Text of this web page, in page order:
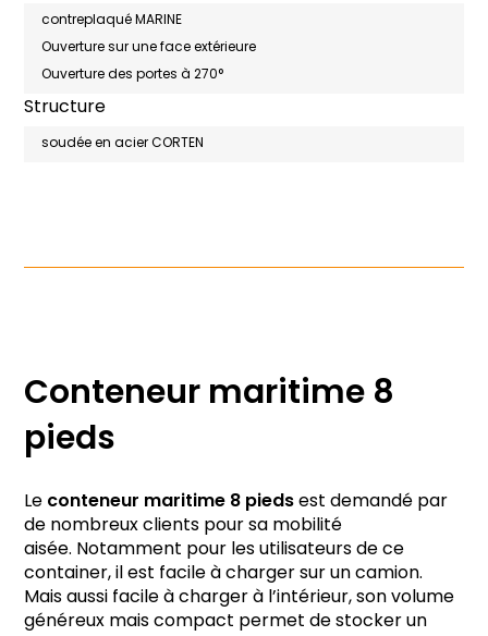
contreplaqué MARINE
Ouverture sur une face extérieure
Ouverture des portes à 270°
Structure
soudée en acier CORTEN
Conteneur maritime 8
pieds
Leconteneur maritime 8 piedsest demandé par
de nombreux clients pour sa mobilité
aisée. Notamment pour les utilisateurs de ce
container, il est facile à charger sur un camion.
Mais aussi facile à charger à l’intérieur, son volume
généreux mais compact permet de stocker un